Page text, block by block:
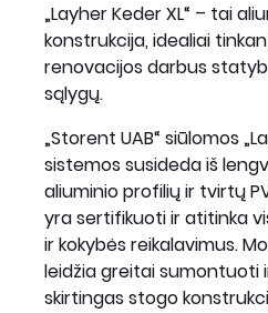
„Layher Keder XL“ – tai
konstrukcija, idealiai
renovacijos darbus
sąlygų.
„Storent UAB“ siūlomos
sistemos susideda iš
aliuminio profilių ir tvirtų
yra sertifikuoti ir atitinka
ir kokybės reikalavimus.
leidžia greitai sumontuoti
skirtingas stogo